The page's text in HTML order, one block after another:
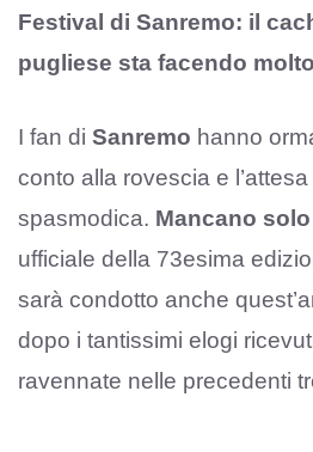
Festival di Sanremo: il
pugliese sta facendo
I fan di Sanremo hanno
conto alla rovescia e
spasmodica. Mancano
ufficiale della 73esima
sarà condotto anche
dopo i tantissimi elogi
ravennate nelle precedenti